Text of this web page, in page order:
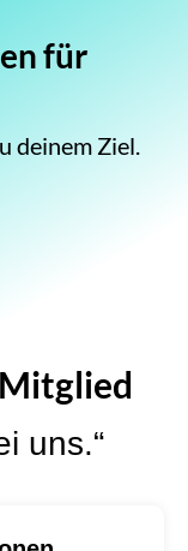
für
deinem Ziel.
uns.“